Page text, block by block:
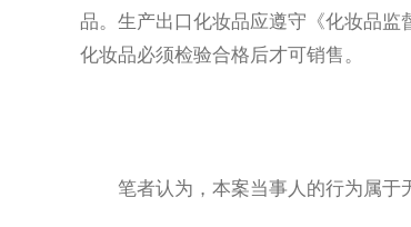
品。生产出口化妆品应遵守《化妆品监
化妆品必须检验合格后才可销售。
笔者认为，本案当事人的行为属于